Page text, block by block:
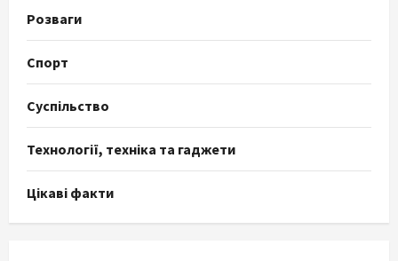
Розваги
Спорт
Суспільство
Технології, техніка та гаджети
Цікаві факти